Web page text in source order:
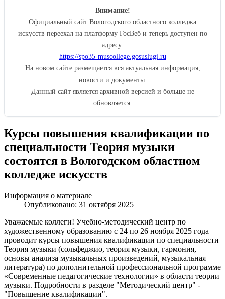
Внимание!
Официальный сайт Вологодского областного колледжа
искусств переехал на платформу ГосВеб и теперь доступен по
адресу:
https://spo35-muscollege.gosuslugi.ru
На новом сайте размещается вся актуальная информация,
новости и документы.
Данный сайт является архивной версией и больше не
обновляется.
Курсы повышения квалификации по
специальности Теория музыки
состоятся в Вологодском областном
колледже искусств
Информация о материале
Опубликовано: 31 октября 2025
Уважаемые коллеги! Учебно-методический центр по
художественному образованию с 24 по 26 ноября 2025 года
проводит курсы повышения квалификации по специальности
Теория музыки (сольфеджио, теория музыки, гармония,
основы анализа музыкальных произведений, музыкальная
литература) по дополнительной профессиональной программе
«Современные педагогические технологии» в области теории
музыки. Подробности в разделе "Методический центр" -
"Повышение квалификации".